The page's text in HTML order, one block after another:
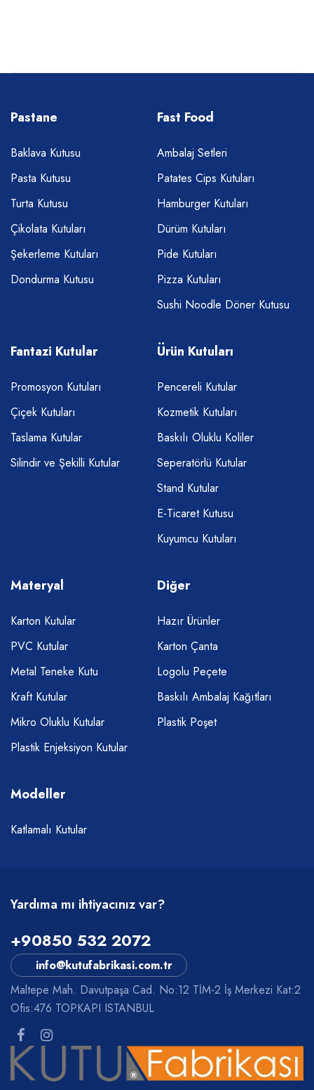
Pastane
Baklava Kutusu
Pasta Kutusu
Turta Kutusu
Çikolata Kutuları
Şekerleme Kutuları
Dondurma Kutusu
Fast Food
Ambalaj Setleri
Patates Cips Kutuları
Hamburger Kutuları
Dürüm Kutuları
Pide Kutuları
Pizza Kutuları
Sushi Noodle Döner Kutusu
Fantazi Kutular
Promosyon Kutuları
Çiçek Kutuları
Taslama Kutular
Silindir ve Şekilli Kutular
Ürün Kutuları
Pencereli Kutular
Kozmetik Kutuları
Baskılı Oluklu Koliler
Seperatörlü Kutular
Stand Kutular
E-Ticaret Kutusu
Kuyumcu Kutuları
Materyal
Karton Kutular
PVC Kutular
Metal Teneke Kutu
Kraft Kutular
Mikro Oluklu Kutular
Plastik Enjeksiyon Kutular
Diğer
Hazır Ürünler
Karton Çanta
Logolu Peçete
Baskılı Ambalaj Kağıtları
Plastik Poşet
Modeller
Katlamalı Kutular
Yardıma mı ihtiyacınız var?
+90850 532 2072
info@kutufabrikasi.com.tr
Maltepe Mah. Davutpaşa Cad. No:12 TİM-2 İş Merkezi Kat:2
Ofis:476 TOPKAPI ISTANBUL